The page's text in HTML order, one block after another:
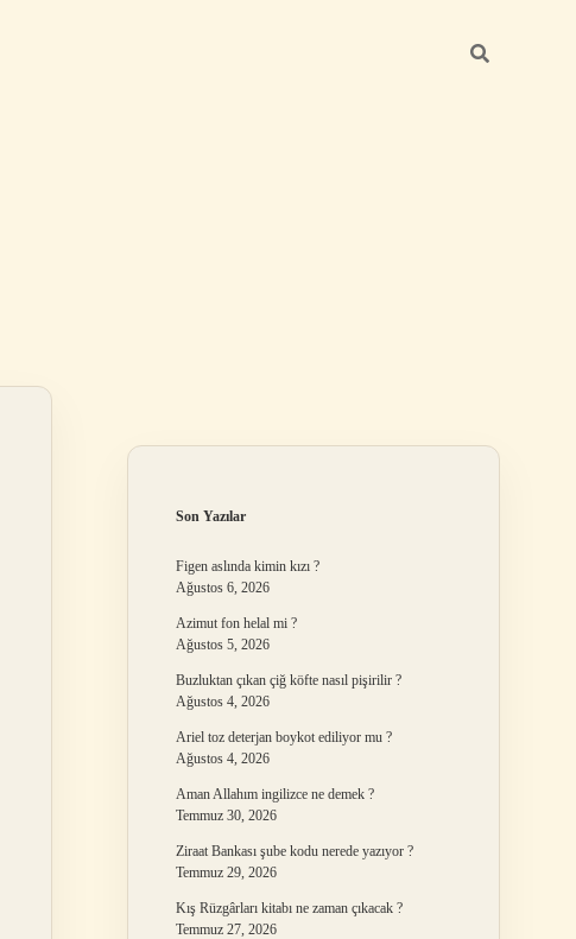
Son Yazılar
Figen aslında kimin kızı ?
Ağustos 6, 2026
Azimut fon helal mi ?
Ağustos 5, 2026
Buzluktan çıkan çiğ köfte nasıl pişirilir ?
Ağustos 4, 2026
Ariel toz deterjan boykot ediliyor mu ?
Ağustos 4, 2026
Aman Allahım ingilizce ne demek ?
Temmuz 30, 2026
Ziraat Bankası şube kodu nerede yazıyor ?
Temmuz 29, 2026
Kış Rüzgârları kitabı ne zaman çıkacak ?
Temmuz 27, 2026